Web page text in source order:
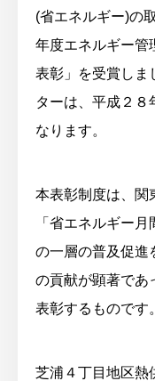
(省エネルギー)の
年度エネルギー管
表彰」を受賞しま
ターは、平成２８
なります。
本表彰制度は、関
「省エネルギー
の一層の普及促進
の貢献が顕著であ
表彰するものです。
芝浦４丁目地区熱